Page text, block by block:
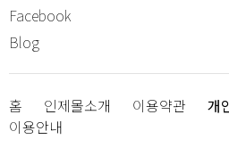
Facebook
Blog
홈 인제몰소개 이용약관
개
이용안내